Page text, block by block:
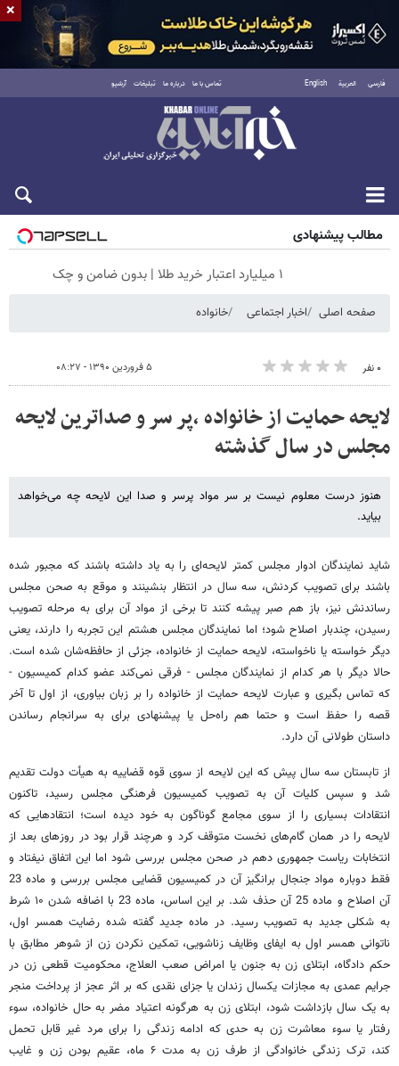
فارسی العربية English تماس با ما درباره ما تبلیغات آرشیو
جمعه ۱۶ مرداد ۱۴۰۵
مطالب پیشنهادی
۱ میلیارد اعتبار خرید طلا | بدون ضامن و چک
صفحه اصلی اخبار اجتماعی خانواده
۰ نفر ۵ فروردین ۱۳۹۰ - ۰۸:۲۷
لایحه حمایت از خانواده ,پر سر و صداترین لایحه
مجلس در سال گذشته
هنوز درست معلوم نیست بر سر مواد پرسر و صدا این لایحه چه می‌خواهد
بیاید.
شاید نمایندگان ادوار مجلس کمتر لایحه‌ای را به یاد داشته باشند که مجبور شده
باشند برای تصویب کردنش، سه سال در انتظار بنشینند و موقع به صحن مجلس
رساندنش نیز، باز هم صبر پیشه کنند تا برخی از مواد آن برای به مرحله تصویب
رسیدن، چندبار اصلاح شود؛ اما نمایندگان مجلس ‌هشتم این تجربه را دارند، یعنی
دیگر خواسته یا ناخواسته، لایحه حمایت از خانواده، جزئی از حافظه‌شان شده است.
حالا دیگر با هر کدام از نمایندگان مجلس - فرقی نمی‌کند عضو کدام کمیسیون -
که تماس بگیری و عبارت لایحه حمایت از خانواده را بر زبان بیاوری، از اول تا آخر
قصه را حفظ است و حتما هم راه‌حل یا پیشنهادی برای به سرانجام رساندن
داستان طولانی آن دارد.
از تابستان سه سال پیش که این لایحه از سوی قوه‌ قضاییه به هیأت دولت تقدیم
شد و سپس کلیات آن به تصویب کمیسیون فرهنگی مجلس رسید، تاکنون
انتقادات بسیاری را از سوی مجامع گوناگون به خود دیده است؛ انتقادهایی که
لایحه را در همان گام‌های نخست متوقف کرد و هرچند قرار بود در روزهای بعد از
انتخابات ریاست جمهوری دهم در صحن مجلس بررسی شود اما این اتفاق نیفتاد و
فقط دوباره مواد جنجال برانگیز آن در کمیسیون قضایی مجلس بررسی و ماده 23
آن اصلاح و ماده 25 آن حذف شد. بر این اساس، ماده 23 با اضافه شدن ۱۰ شرط
به شکلی جدید به تصویب رسید. در ماده جدید گفته شده رضایت همسر اول،
ناتوانی همسر اول به ایفای وظایف زناشویی، تمکین نکردن زن از شوهر مطابق با
حکم دادگاه، ابتلای زن به جنون یا امراض صعب العلاج، محکومیت قطعی زن در
جرایم عمدی به مجازات یکسال زندان یا جزای نقدی که بر اثر عجز از پرداخت منجر
به یک سال بازداشت شود، ابتلای زن به هرگونه اعتیاد مضر به حال خانواده، سوء
رفتار یا سوء معاشرت زن به حدی که ادامه زندگی را برای مرد غیر قابل تحمل
کند، ترک زندگی خانوادگی از طرف زن به مدت ۶ ماه، عقیم بودن زن و غایب
×